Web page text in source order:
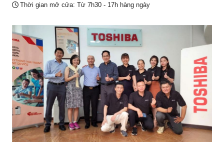
Thời gian mở cửa: Từ 7h30 - 17h hàng ngày